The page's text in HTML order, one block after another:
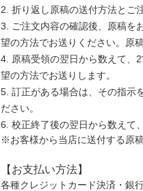
折り返し原稿の送付方法とご
ご注文内容の確認後、原稿を
望の方法でお送りください。原
原稿受領の翌日から数えて、
望の方法でお送りします。
訂正がある場合は、その指示
ださい。
校正終了後の翌日から数えて
※お客様から当店に送付する原
【お支払い方法】
各種クレジットカード決済・銀